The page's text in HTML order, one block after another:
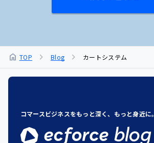
home TOP chevron_right Blog chevron_right カートシステム
コマースビジネスをもっと深く、もっと身近に。